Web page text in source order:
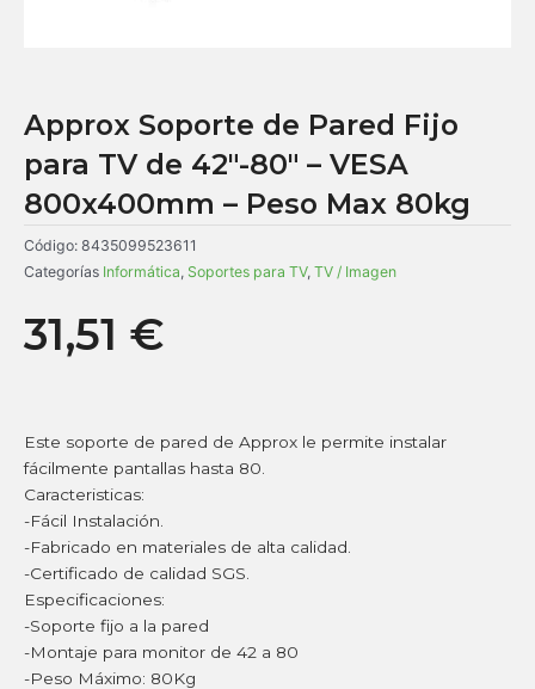
Approx Soporte de Pared Fijo
para TV de 42″-80″ – VESA
800x400mm – Peso Max 80kg
Código: 8435099523611
Categorías Informática, Soportes para TV, TV / Imagen
31,51 €
Este soporte de pared de Approx le permite instalar
fácilmente pantallas hasta 80.
Caracteristicas:
-Fácil Instalación.
-Fabricado en materiales de alta calidad.
-Certificado de calidad SGS.
Especificaciones:
-Soporte fijo a la pared
-Montaje para monitor de 42 a 80
-Peso Máximo: 80Kg